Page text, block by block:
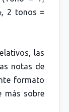
2 tonos =
las
notas de
formato
más sobre